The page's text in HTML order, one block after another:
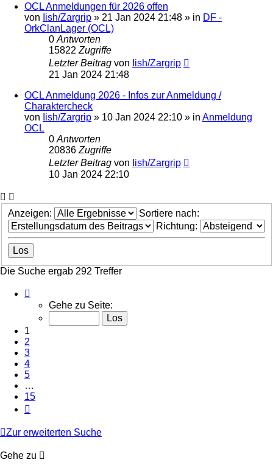
OCL Anmeldungen für 2026 offen
von Iish/Zargrip » 21 Jan 2024 21:48 » in DF -
OrkClanLager (OCL)
0 Antworten
15822 Zugriffe
Letzter Beitrag von Iish/Zargrip
21 Jan 2024 21:48
OCL Anmeldung 2026 - Infos zur Anmeldung /
Charaktercheck
von Iish/Zargrip » 10 Jan 2024 22:10 » in Anmeldung
OCL
0 Antworten
20836 Zugriffe
Letzter Beitrag von Iish/Zargrip
10 Jan 2024 22:10
Anzeigen:
Sortiere nach:
Richtung:
Die Suche ergab 292 Treffer
Gehe zu Seite:
1
2
3
4
5
…
15
Zur erweiterten Suche
Gehe zu